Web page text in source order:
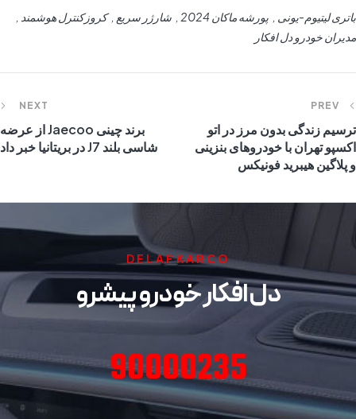
باتری لیتیوم-یونی پورشه ماکان 2024 شارژر سریع
کروزکنترل هوشمند
مدیران خودرو دل افکار
PREV
ترسیم زندگی بدون مرز در اتو
اکسپو تهران با خودروهای بنزینی
و پلاگین هیبرید فونیکس
NEXT
برند چینی Jaecoo از عرضه
شاسی بلند J7 در بریتانیا خبر داد
DELAFKARCO
دل افکار خودرو پیشرو
90000235